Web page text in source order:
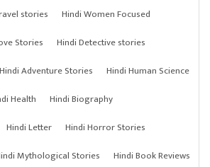
stories
Hindi Women Focused
Stories
Hindi Detective stories
Hindi Adventure Stories
Hindi Human Science
Health
Hindi Biography
Hindi Letter
Hindi Horror Stories
Mythological Stories
Hindi Book Reviews